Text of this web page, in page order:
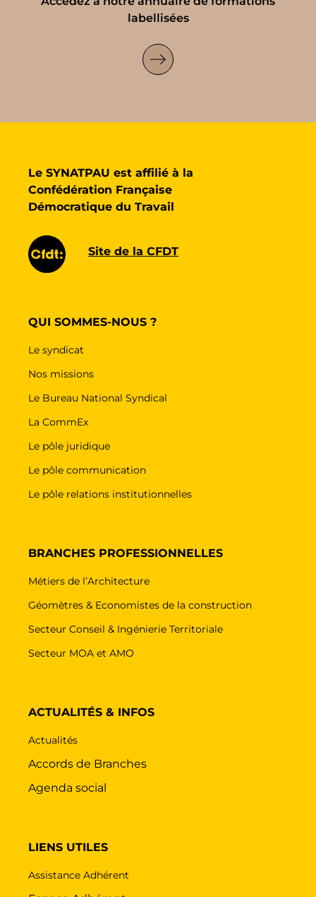
labellisées
Le SYNATPAU est affilié à la
Confédération Française
Démocratique du Travail
Site de la CFDT
QUI SOMMES-NOUS ?
Le syndicat
Nos missions
Le Bureau National Syndical
La CommEx
Le pôle juridique
Le pôle communication
Le pôle relations institutionnelles
BRANCHES PROFESSIONNELLES
Métiers de l’Architecture
Géomètres & Economistes de la construction
Secteur Conseil & Ingénierie Territoriale
Secteur MOA et AMO
ACTUALITÉS & INFOS
Actualités
Accords de Branches
Agenda social
LIENS UTILES
Assistance Adhérent